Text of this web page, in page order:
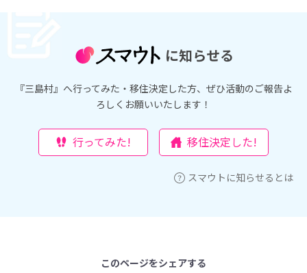
に知らせる
『三島村』へ行ってみた・移住決定した方、ぜひ活動のご報告よ
ろしくお願いいたします！
行ってみた! 移住決定した!
スマウトに知らせるとは
このページをシェアする